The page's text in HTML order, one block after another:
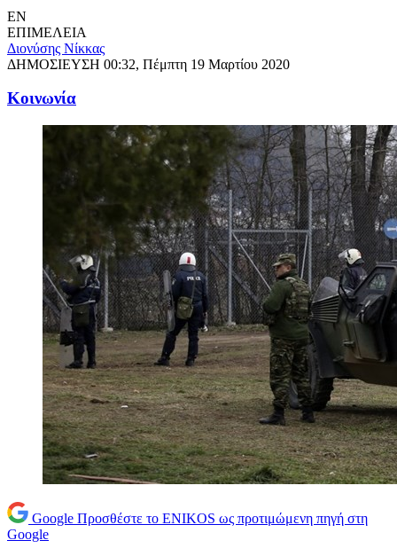
EN
ΕΠΙΜΕΛΕΙΑ
Διονύσης Νίκκας
ΔΗΜΟΣΙΕΥΣΗ 00:32, Πέμπτη 19 Μαρτίου 2020
Κοινωνία
Google Προσθέστε το ENIKOS ως προτιμώμενη πηγή στη
Google